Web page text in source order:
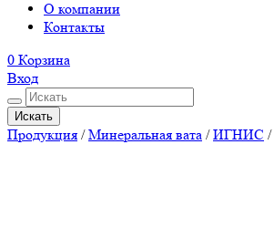
О компании
Контакты
0 Корзина
Вход
Искать
Продукция /Минеральная вата /ИГНИС /